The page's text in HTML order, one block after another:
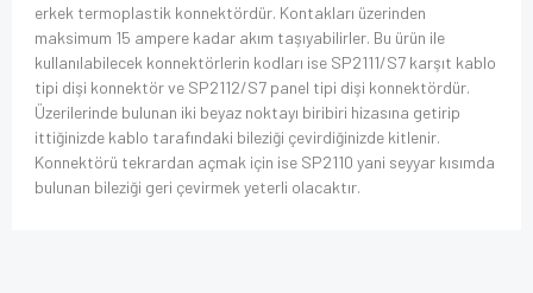
erkek termoplastik konnektördür. Kontakları üzerinden
maksimum 15 ampere kadar akım taşıyabilirler. Bu ürün ile
kullanılabilecek konnektörlerin kodları ise SP2111/S7 karşıt kablo
tipi dişi konnektör ve SP2112/S7 panel tipi dişi konnektördür.
Üzerilerinde bulunan iki beyaz noktayı biribiri hizasına getirip
ittiğinizde kablo tarafındaki bileziği çevirdiğinizde kitlenir.
Konnektörü tekrardan açmak için ise SP2110 yani seyyar kısımda
bulunan bileziği geri çevirmek yeterli olacaktır.